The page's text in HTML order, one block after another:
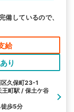
備しているので、
給
あり
区久保町23-1
町駅 / 保土ケ谷
歩5分